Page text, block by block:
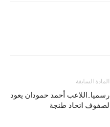
المادة السابقة
رسميا..اللاعب أحمد حمودان يعود
لصفوف اتحاد طنجة